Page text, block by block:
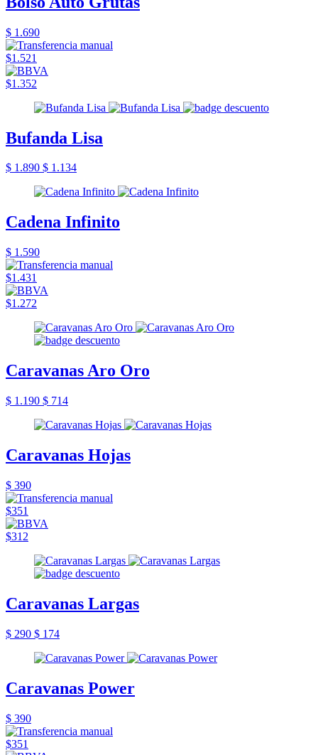
$ 1.690
$1.521
$1.352
Bufanda Lisa
$ 1.890 $ 1.134
Cadena Infinito
$ 1.590
$1.431
$1.272
Caravanas Aro Oro
$ 1.190 $ 714
Caravanas Hojas
$ 390
$351
$312
Caravanas Largas
$ 290 $ 174
Caravanas Power
$ 390
$351